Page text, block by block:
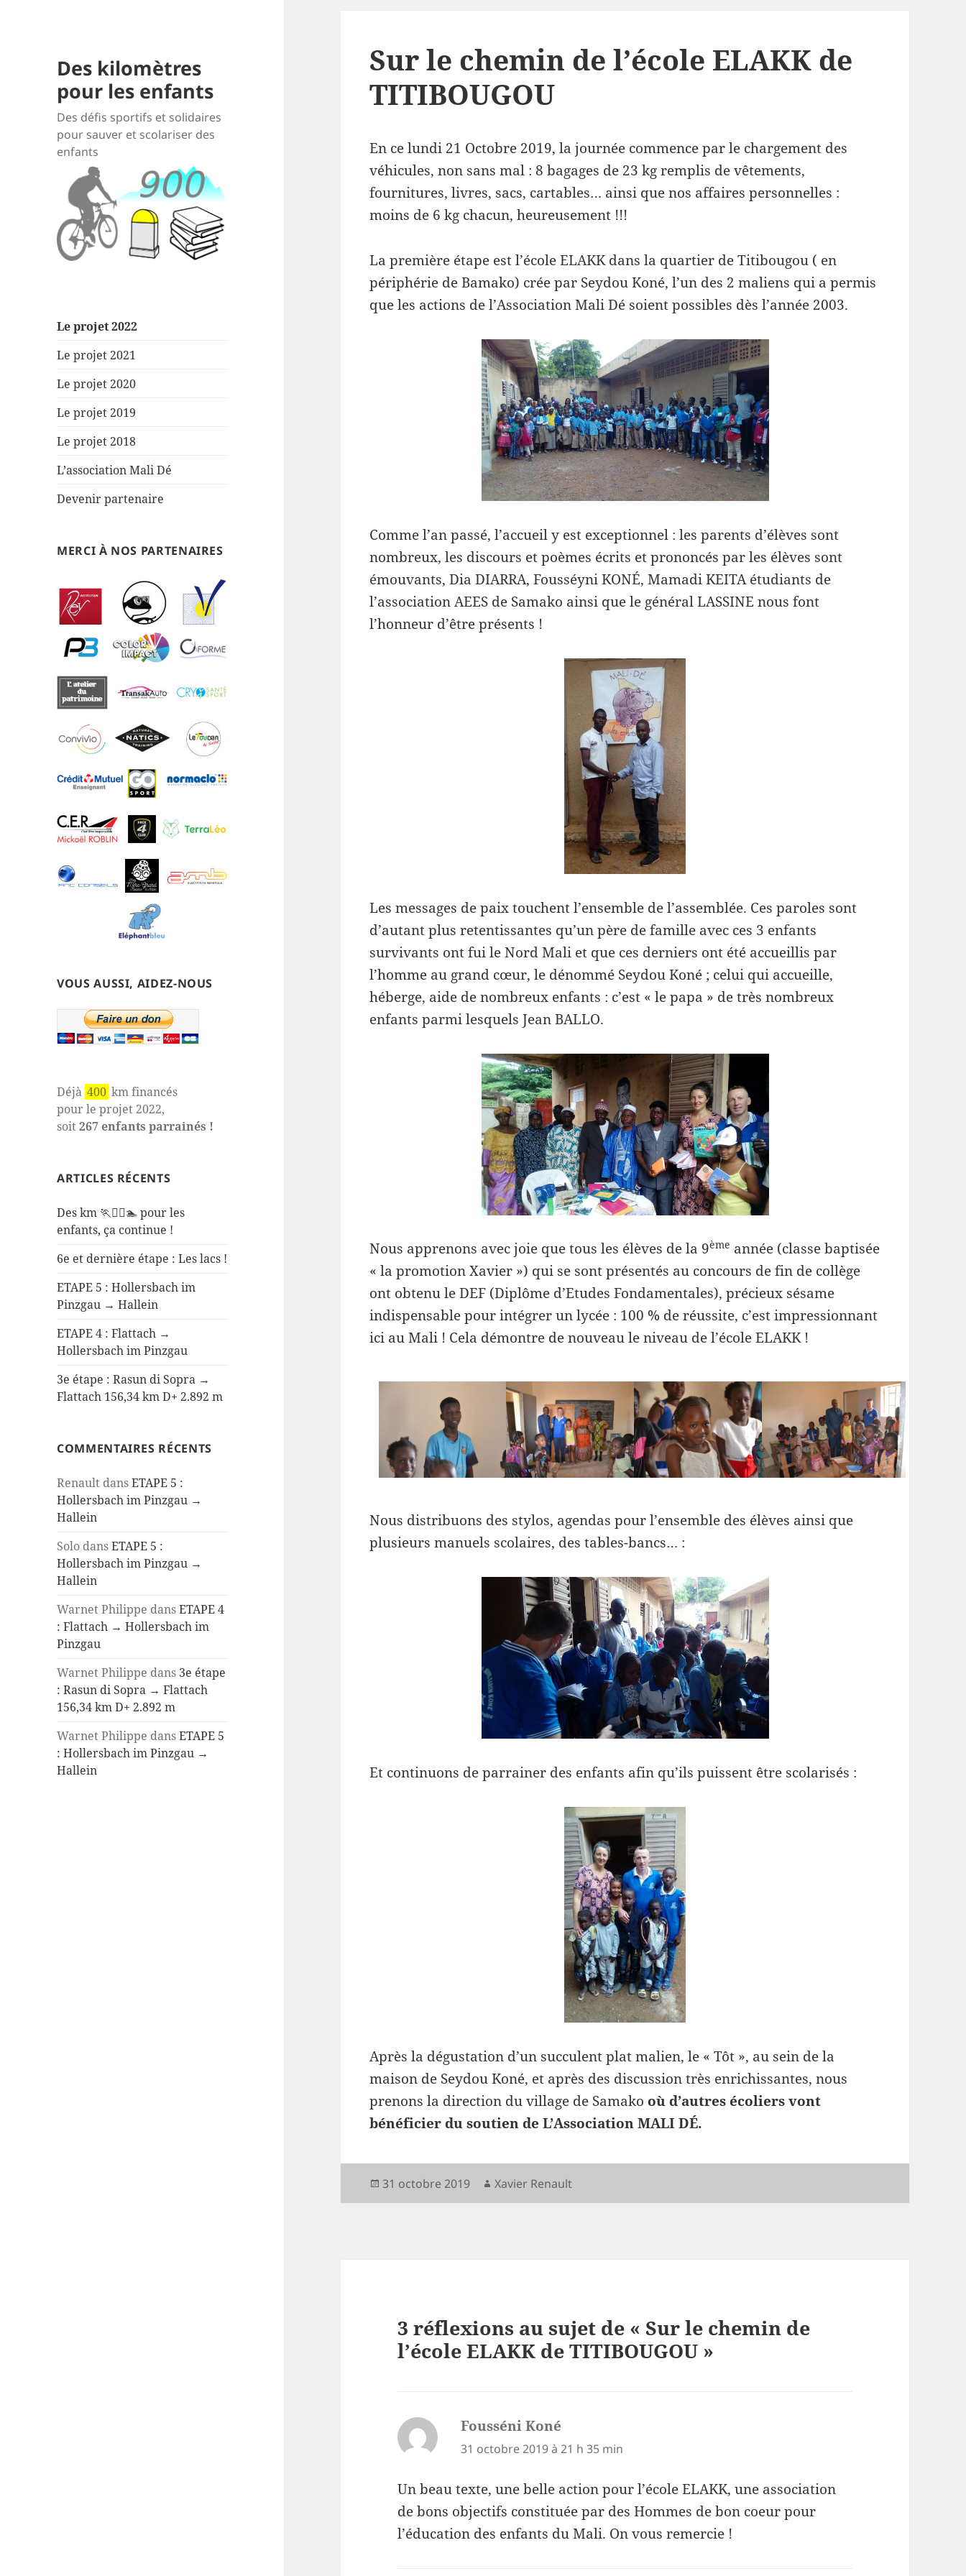
Des kilomètres
pour les enfants
Des défis sportifs et solidaires
pour sauver et scolariser des
enfants
Le projet 2022
Le projet 2021
Le projet 2020
Le projet 2019
Le projet 2018
L’association Mali Dé
Devenir partenaire
MERCI À NOS PARTENAIRES
VOUS AUSSI, AIDEZ-NOUS
Déjà 400 km financés
pour le projet 2022,
soit267 enfants parrainés !
ARTICLES RÉCENTS
Des km 🏃🚴‍♂️🏊 pour les
enfants, ça continue !
6e et dernière étape : Les lacs !
ETAPE 5 : Hollersbach im
Pinzgau → Hallein
ETAPE 4 : Flattach →
Hollersbach im Pinzgau
3e étape : Rasun di Sopra →
Flattach 156,34 km D+ 2.892 m
COMMENTAIRES RÉCENTS
Renault dansETAPE 5 :
Hollersbach im Pinzgau →
Hallein
Solo dansETAPE 5 :
Hollersbach im Pinzgau →
Hallein
Warnet Philippe dansETAPE 4
: Flattach → Hollersbach im
Pinzgau
Warnet Philippe dans 3e étape
: Rasun di Sopra → Flattach
156,34 km D+ 2.892 m
Warnet Philippe dansETAPE 5
: Hollersbach im Pinzgau →
Hallein
Sur le chemin de l’école ELAKK de
TITIBOUGOU
En ce lundi 21 Octobre 2019, la journée commence par le chargement des
véhicules, non sans mal : 8 bagages de 23 kg remplis de vêtements,
fournitures, livres, sacs, cartables… ainsi que nos affaires personnelles :
moins de 6 kg chacun, heureusement !!!
La première étape est l’école ELAKK dans la quartier de Titibougou ( en
périphérie de Bamako) crée par Seydou Koné, l’un des 2 maliens qui a permis
que les actions de l’Association Mali Dé soient possibles dès l’année 2003.
Comme l’an passé, l’accueil y est exceptionnel : les parents d’élèves sont
nombreux, les discours et poèmes écrits et prononcés par les élèves sont
émouvants, Dia DIARRA, Fousséyni KONÉ, Mamadi KEITA étudiants de
l’association AEES de Samako ainsi que le général LASSINE nous font
l’honneur d’être présents !
Les messages de paix touchent l’ensemble de l’assemblée. Ces paroles sont
d’autant plus retentissantes qu’un père de famille avec ces 3 enfants
survivants ont fui le Nord Mali et que ces derniers ont été accueillis par
l’homme au grand cœur, le dénommé Seydou Koné ; celui qui accueille,
héberge, aide de nombreux enfants : c’est « le papa » de très nombreux
enfants parmi lesquels Jean BALLO.
Nous apprenons avec joie que tous les élèves de la 9ème année (classe baptisée
« la promotion Xavier ») qui se sont présentés au concours de fin de collège
ont obtenu le DEF (Diplôme d’Etudes Fondamentales), précieux sésame
indispensable pour intégrer un lycée : 100 % de réussite, c’est impressionnant
ici au Mali ! Cela démontre de nouveau le niveau de l’école ELAKK !
Nous distribuons des stylos, agendas pour l’ensemble des élèves ainsi que
plusieurs manuels scolaires, des tables-bancs… :
Et continuons de parrainer des enfants afin qu’ils puissent être scolarisés :
Après la dégustation d’un succulent plat malien, le « Tôt », au sein de la
maison de Seydou Koné, et après des discussion très enrichissantes, nous
prenons la direction du village de Samako où d’autres écoliers vont
bénéficier du soutien de L’Association MALI DÉ.
Publié
le
31 octobre 2019 Auteur
Xavier Renault
3 réflexions au sujet de « Sur le chemin de
l’école ELAKK de TITIBOUGOU »
Fousséni Koné
31 octobre 2019 à 21 h 35 min
Un beau texte, une belle action pour l’école ELAKK, une association
de bons objectifs constituée par des Hommes de bon coeur pour
l’éducation des enfants du Mali. On vous remercie !